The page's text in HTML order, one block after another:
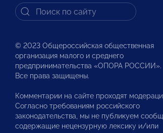
© 2023 Общероссийская общественная
организация малого и среднего
предпринимательства «ОПОРА РОССИИ».
Все права защищены.
Комментарии на сайте проходят
Согласно требованиям российского
законодательства, мы не публикуем
содержащие нецензурную лексику и/или